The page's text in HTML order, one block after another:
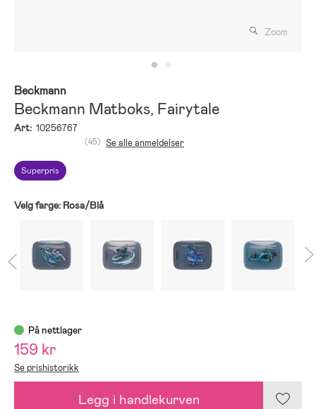
Zoom
Beckmann
Beckmann Matboks, Fairytale
Art: 10256767
Superpris
(45) Se alle anmeldelser
Velg farge: Rosa/Blå
På nettlager
159 kr
Se prishistorikk
Legg i handlekurven